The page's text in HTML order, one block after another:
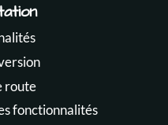
route
fonctionnalités